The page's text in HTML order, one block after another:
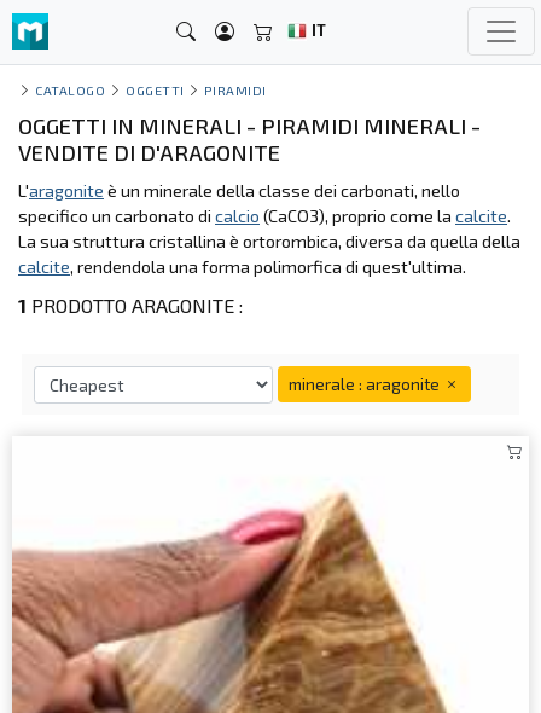
IT
CATALOGO OGGETTI PIRAMIDI
OGGETTI IN MINERALI - PIRAMIDI MINERALI -
VENDITE DI D'ARAGONITE
L'aragonite è un minerale della classe dei carbonati, nello
specifico un carbonato di calcio (CaCO3), proprio come la calcite.
La sua struttura cristallina è ortorombica, diversa da quella della
calcite, rendendola una forma polimorfica di quest'ultima.
1 PRODOTTO ARAGONITE :
minerale : aragonite